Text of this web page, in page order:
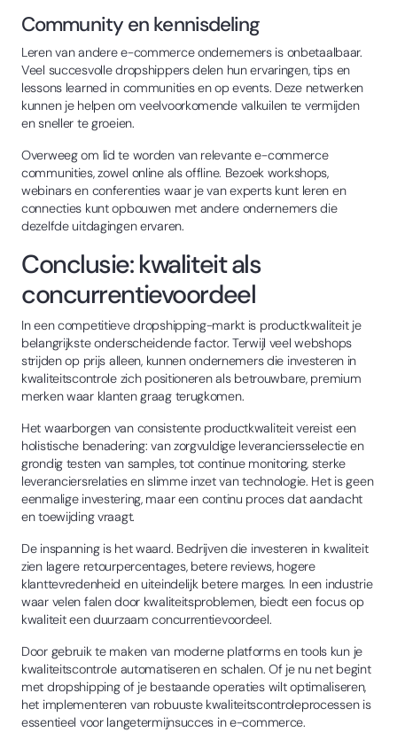
Community en kennisdeling
Leren van andere e-commerce ondernemers is onbetaalbaar.
Veel succesvolle dropshippers delen hun ervaringen, tips en
lessons learned in communities en op events. Deze netwerken
kunnen je helpen om veelvoorkomende valkuilen te vermijden
en sneller te groeien.
Overweeg om lid te worden van relevante e-commerce
communities, zowel online als offline. Bezoek workshops,
webinars en conferenties waar je van experts kunt leren en
connecties kunt opbouwen met andere ondernemers die
dezelfde uitdagingen ervaren.
Conclusie: kwaliteit als
concurrentievoordeel
In een competitieve dropshipping-markt is productkwaliteit je
belangrijkste onderscheidende factor. Terwijl veel webshops
strijden op prijs alleen, kunnen ondernemers die investeren in
kwaliteitscontrole zich positioneren als betrouwbare, premium
merken waar klanten graag terugkomen.
Het waarborgen van consistente productkwaliteit vereist een
holistische benadering: van zorgvuldige leveranciersselectie en
grondig testen van samples, tot continue monitoring, sterke
leveranciersrelaties en slimme inzet van technologie. Het is geen
eenmalige investering, maar een continu proces dat aandacht
en toewijding vraagt.
De inspanning is het waard. Bedrijven die investeren in kwaliteit
zien lagere retourpercentages, betere reviews, hogere
klanttevredenheid en uiteindelijk betere marges. In een industrie
waar velen falen door kwaliteitsproblemen, biedt een focus op
kwaliteit een duurzaam concurrentievoordeel.
Door gebruik te maken van moderne platforms en tools kun je
kwaliteitscontrole automatiseren en schalen. Of je nu net begint
met dropshipping of je bestaande operaties wilt optimaliseren,
het implementeren van robuuste kwaliteitscontroleprocessen is
essentieel voor langetermijnsucces in e-commerce.